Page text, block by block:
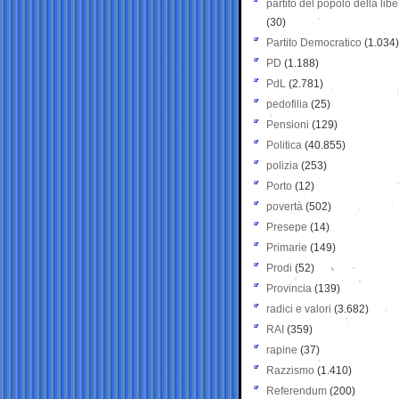
partito del popolo della
(30)
Partito Democratico (1.034)
PD (1.188)
PdL (2.781)
pedofilia (25)
Pensioni (129)
Politica (40.855)
polizia (253)
Porto (12)
povertà (502)
Presepe (14)
Primarie (149)
Prodi (52)
Provincia (139)
radici e valori (3.682)
RAI (359)
rapine (37)
Razzismo (1.410)
Referendum (200)